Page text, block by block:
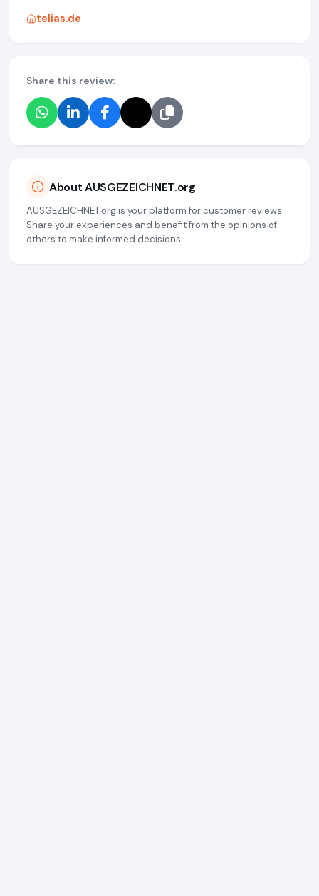
telias.de
Share this review:
About AUSGEZEICHNET.org
AUSGEZEICHNET.org is your platform for customer reviews.
Share your experiences and benefit from the opinions of
others to make informed decisions.